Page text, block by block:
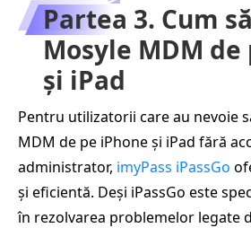
Partea 3. Cum
Mosyle MDM de
și iPad
Pentru utilizatorii care au nevoie
MDM de pe iPhone și iPad fără
administrator, imyPass iPassGo
și eficientă. Deși iPassGo este
în rezolvarea problemelor legate